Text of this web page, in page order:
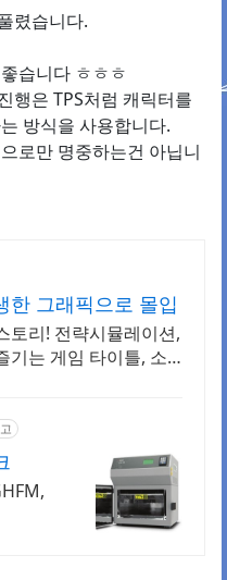
렸습니다.
습니다 ㅎㅎㅎ
행은 TPS처럼 캐릭터를
방식을 사용합니다.
로만 명중하는건 아닙니
한 그래픽으로 몰입
토리! 전략시뮬레이션,
기는 게임 타이틀, 소